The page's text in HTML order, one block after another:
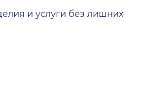
и услуги без лишних